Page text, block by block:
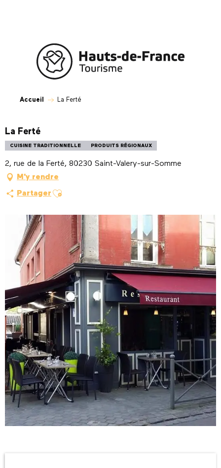
Accueil La Ferté
La Ferté
CUISINE TRADITIONNELLE PRODUITS RÉGIONAUX
2, rue de la Ferté, 80230 Saint-Valery-sur-Somme
M'y rendre
Partager Ajouter aux favoris